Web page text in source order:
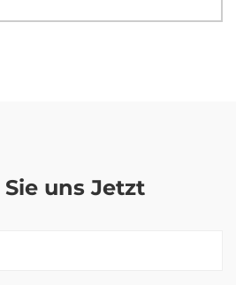
uns Jetzt